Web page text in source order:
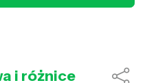
i różnice